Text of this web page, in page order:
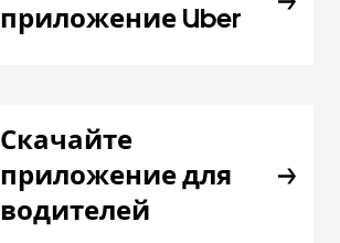
приложение Uber
Скачайте
приложение для
водителей